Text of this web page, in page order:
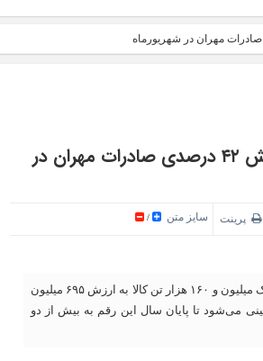
صادرات بیش از ۶۹۵ میلیون دلار از مهران انجام شد | افزایش ۴۲ درصدی صادرات مهران در
پرینت سایز متن /
سهراب کمری مدیرکل گمرک استان ایلام گفت: از ابتدای سال جاری تاکنون بیش از یک میلیون و ۱۶۰ هزار تن کالا به ارزش ۶۹۵ میلیون
می‌شود تا پایان سال این رقم به بیش از دو